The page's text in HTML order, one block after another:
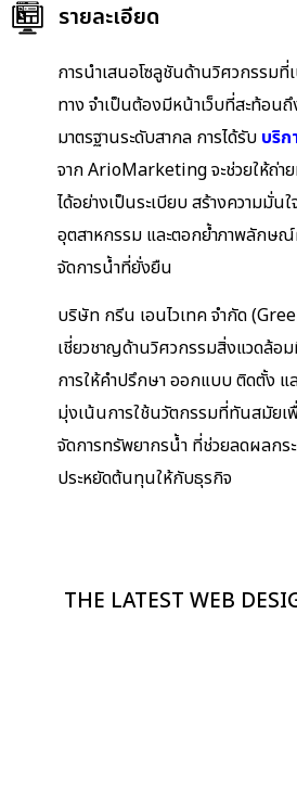
รายละเอียด
การนำเสนอโซลูชันด้านวิศวกรรมที่
ทาง จำเป็นต้องมีหน้าเว็บที่สะท้อน
มาตรฐานระดับสากล การได้รับ บริก
จากArioMarketingจะช่วยให้ถ่
ได้อย่างเป็นระเบียบ สร้างความมั่น
อุตสาหกรรม และตอกย้ำภาพลักษณ์
จัดการน้ำที่ยั่งยืน
บริษัท กรีน เอนไวเทค จำกัด
เชี่ยวชาญด้านวิศวกรรมสิ่งแวดล้อ
การให้คำปรึกษา ออกแบบ ติดตั้ง แ
มุ่งเน้นการใช้นวัตกรรมที่ทันสมัยเ
จัดการทรัพยากรน้ำ ที่ช่วยลดผลกร
ประหยัดต้นทุนให้กับธุรกิจ
THE LATEST WEB